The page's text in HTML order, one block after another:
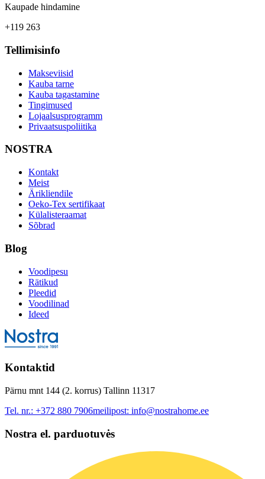
Kaupade hindamine
+119 263
Tellimisinfo
Makseviisid
Kauba tarne
Kauba tagastamine
Tingimused
Lojaalsusprogramm
Privaatsuspoliitika
NOSTRA
Kontakt
Meist
Ärikliendile
Oeko-Tex sertifikaat
Külalisteraamat
Sõbrad
Blog
Voodipesu
Rätikud
Pleedid
Voodilinad
Ideed
Kontaktid
Pärnu mnt 144 (2. korrus) Tallinn 11317
Tel. nr.: +372 880 7906meilipost: info@nostrahome.ee
Nostra el. parduotuvės